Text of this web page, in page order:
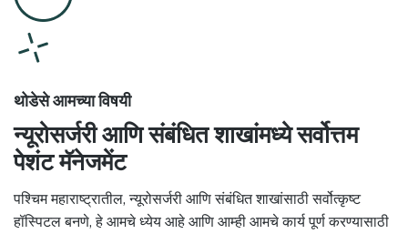
थोडेसे आमच्या विषयी
न्यूरोसर्जरी आणि संबंधित शाखांमध्ये सर्वोत्तम
पेशंट मॅनेजमेंट
पश्चिम महाराष्ट्रातील, न्यूरोसर्जरी आणि संबंधित शाखांसाठी सर्वोत्कृष्ट
हॉस्पिटल बनणे, हे आमचे ध्येय आहे आणि आम्ही आमचे कार्य पूर्ण करण्यासाठी